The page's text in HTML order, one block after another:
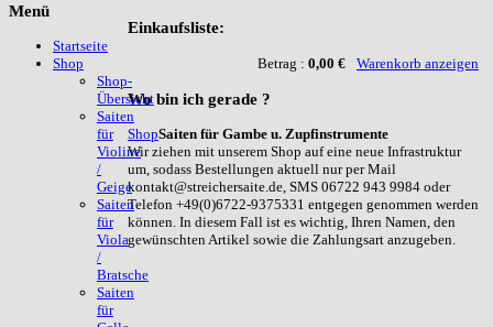
Einkaufsliste:
Betrag : 0,00 € Warenkorb anzeigen
Wobin ich gerade ?
ShopSaiten für Gambe u. Zupfinstrumente
Wir ziehen mit unserem Shop auf eine neue Infrastruktur
um, sodass Bestellungen aktuell nur per Mail
kontakt@streichersaite.de, SMS 06722 943 9984 oder
Telefon +49(0)6722-9375331 entgegen genommen werden
können. In diesem Fall ist es wichtig, Ihren Namen, den
gewünschten Artikel sowie die Zahlungsart anzugeben.
Menü
Startseite
Shop
Shop-
Übersicht
Saiten
für
Violine
/
Geige
Saiten
für
Viola
/
Bratsche
Saiten
für